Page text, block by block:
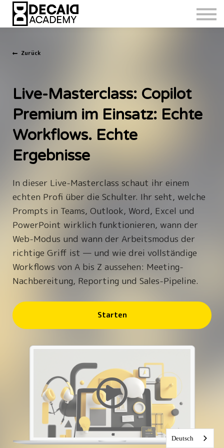
Zurück
Live-Masterclass: Copilot
Premium im Einsatz: Echte
Workflows. Echte
Ergebnisse
In dieser Live-Masterclass schaut ihr einem
echten Profi über die Schulter. Ihr seht, welche
Prompts in Teams, Outlook, Word, Excel und
PowerPoint wirklich funktionieren, wann der
Web-Modus und wann der Arbeitsmodus der
richtige Griff ist — und wie drei vollständige
Workflows von A bis Z aussehen: Meeting-
Nachbereitung, Reporting und Sales-Pipeline.
Starten
Deutsch